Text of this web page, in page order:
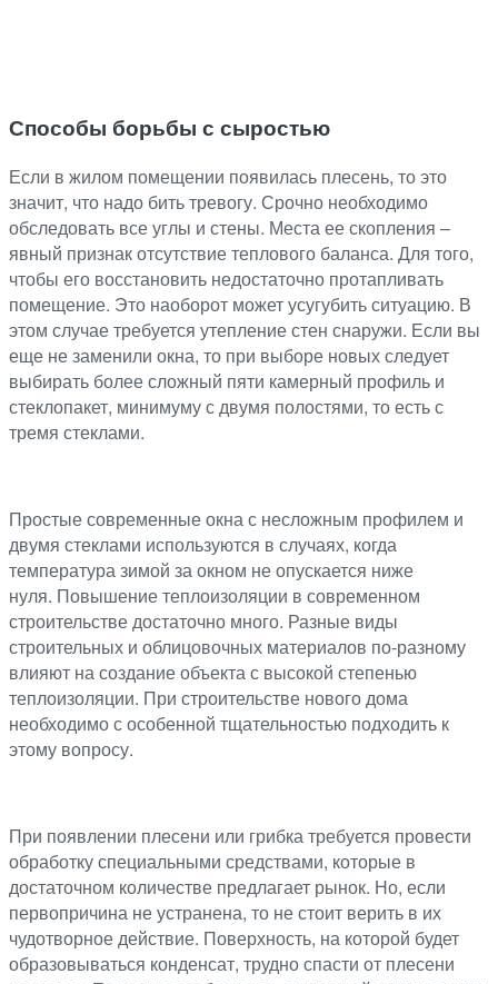
Способы борьбы с сыростью
Если в жилом помещении появилась плесень, то это
значит, что надо бить тревогу. Срочно необходимо
обследовать все углы и стены. Места ее скопления –
явный признак отсутствие теплового баланса. Для того,
чтобы его восстановить недостаточно протапливать
помещение. Это наоборот может усугубить ситуацию. В
этом случае требуется утепление стен снаружи. Если вы
еще не заменили окна, то при выборе новых следует
выбирать более сложный пяти камерный профиль и
стеклопакет, минимуму с двумя полостями, то есть с
тремя стеклами.
Простые современные окна с несложным профилем и
двумя стеклами используются в случаях, когда
температура зимой за окном не опускается ниже
нуля. Повышение теплоизоляции в современном
строительстве достаточно много. Разные виды
строительных и облицовочных материалов по-разному
влияют на создание объекта с высокой степенью
теплоизоляции. При строительстве нового дома
необходимо с особенной тщательностью подходить к
этому вопросу.
При появлении плесени или грибка требуется провести
обработку специальными средствами, которые в
достаточном количестве предлагает рынок. Но, если
первопричина не устранена, то не стоит верить в их
чудотворное действие. Поверхность, на которой будет
образовываться конденсат, трудно спасти от плесени